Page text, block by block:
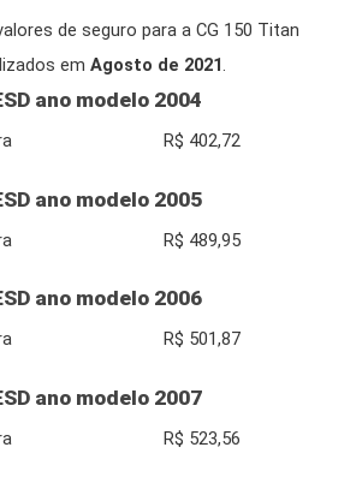
de seguro para a CG 150 Titan
em Agosto de 2021.
ano modelo 2004
R$ 402,72
ano modelo 2005
R$ 489,95
ano modelo 2006
R$ 501,87
ano modelo 2007
R$ 523,56